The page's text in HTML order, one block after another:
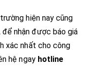
hiện nay cũng
nhận được báo giá
xác nhất cho công
hệ ngay hotline